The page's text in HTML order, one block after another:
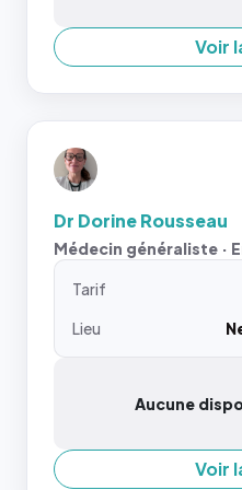
Voir
Dr Dorine Rousseau
Médecin généraliste ·
Tarif
Lieu
Aucune
Voir